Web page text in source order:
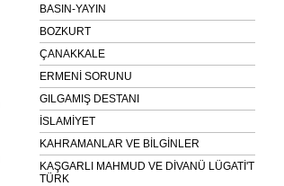
BASIN-YAYIN
BOZKURT
ÇANAKKALE
ERMENİ SORUNU
GILGAMIŞ DESTANI
İSLAMİYET
KAHRAMANLAR VE BİLGİNLER
KAŞGARLI MAHMUD VE DİVANÜ LÜGATİ'T
TÜRK